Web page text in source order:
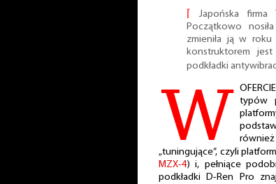
⌈Japońska firma
Początkowo
zmieniła ją w roku
konstruktorem jest
podkładki
W typów
„tuningujące”, czyli
MZX-4) i, pełniące
podkładki D-Ren Pro